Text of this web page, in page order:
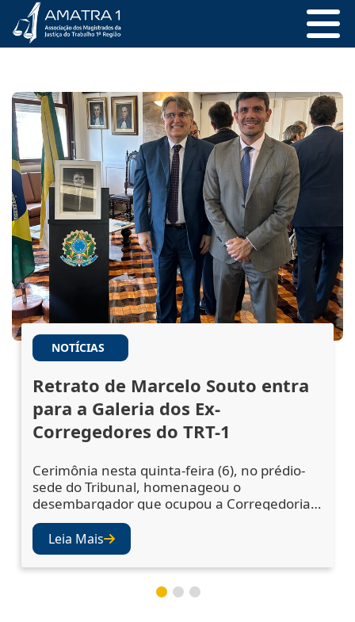
NOTÍCIAS
Retrato de Marcelo Souto entra
para a Galeria dos Ex-
Corregedores do TRT-1
Cerimônia nesta quinta-feira (6), no prédio-
sede do Tribunal, homenageou o
desembargador que ocupou a Corregedoria
Regional no biênio 2023/2025 A cerimônia de
descerramento do retrato do desembargador
Marcelo Augusto Souto de Oliveira,
corregedor regional no biênio 2023/2025,
ocorreu nesta quinta-feira (6), no Salão Nobre
do TRT-1. A solenidade confirmou a inclusão
Leia Mais